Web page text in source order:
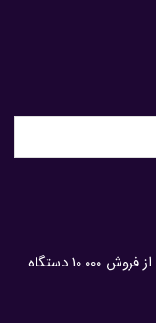
خرید، گارانتی و خدمات پس از فروش 10.000 دستگاه